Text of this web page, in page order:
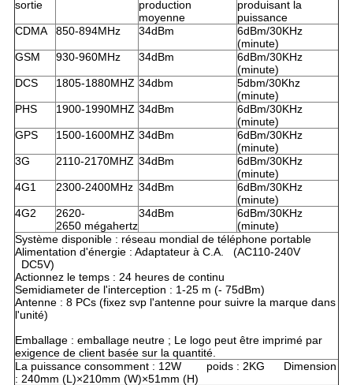
sortie
production
moyenne
produisant la
puissance
CDMA
850-894MHz 34dBm
6dBm/30KHz
(minute)
GSM
930-960MHz 34dBm
6dBm/30KHz
(minute)
DCS
1805-1880MHZ 34dbm
5dbm/30Khz
(minute)
PHS
1900-1990MHZ 34dBm
6dBm/30KHz
(minute)
GPS
1500-1600MHZ 34dBm
6dBm/30KHz
(minute)
3G
2110-2170MHZ 34dBm
6dBm/30KHz
(minute)
4G1
2300-2400MHz 34dBm
6dBm/30KHz
(minute)
4G2
2620-
2650 mégahertz
34dBm
6dBm/30KHz
(minute)
Système disponible : réseau mondial de téléphone portable
Alimentation d'énergie : Adaptateur à C.A. (AC110-240V
DC5V)
Actionnez le temps : 24 heures de continu
Semidiameter de l'interception : 1-25 m (- 75dBm)
Antenne : 8 PCs (fixez svp l'antenne pour suivre la marque dans
l'unité)
Emballage : emballage neutre ; Le logo peut être imprimé par
exigence de client basée sur la quantité.
La puissance consomment : 12W poids : 2KG Dimension
: 240mm (L)×210mm (W)×51mm (H)